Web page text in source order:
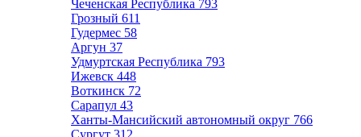
Чеченская Республика 793
Грозный 611
Гудермес 58
Аргун 37
Удмуртская Республика 793
Ижевск 448
Воткинск 72
Сарапул 43
Ханты-Мансийский автономный округ 766
Сургут 312